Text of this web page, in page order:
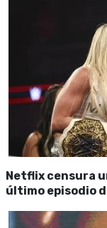
Netflix censura
último episodio